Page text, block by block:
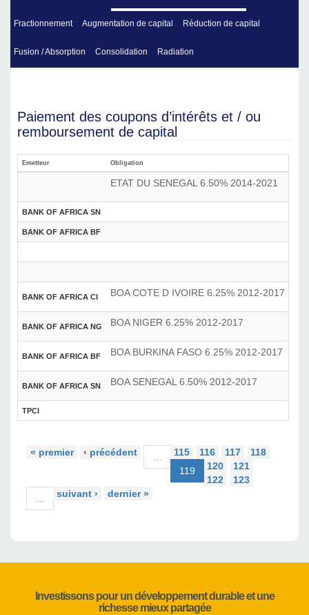
Fractionnement Augmentation de capital Réduction de capital
Fusion / Absorption Consolidation Radiation
Paiement des coupons d’intérêts et / ou
remboursement de capital
Emetteur Obligation
ETAT DU SENEGAL 6.50% 2014-2021
BANK OF AFRICA SN
BANK OF AFRICA BF
BANK OF AFRICA CI BOA COTE D IVOIRE 6.25% 2012-2017
BANK OF AFRICA NG BOA NIGER 6.25% 2012-2017
BANK OF AFRICA BF BOA BURKINA FASO 6.25% 2012-2017
BANK OF AFRICA SN BOA SENEGAL 6.50% 2012-2017
TPCI
« premier ‹ précédent … 115 116 117
118
119
120
121
122
123
…
suivant › dernier »
Investissons pour un développement durable et une
richesse mieux partagée